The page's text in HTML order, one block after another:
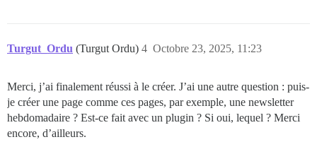
Turgut_Ordu (Turgut Ordu) Octobre 23, 2025, 11:23
4
Merci, j’ai finalement réussi à le créer. J’ai une autre question : puis-
je créer une page comme ces pages, par exemple, une newsletter
hebdomadaire ? Est-ce fait avec un plugin ? Si oui, lequel ? Merci
encore, d’ailleurs.